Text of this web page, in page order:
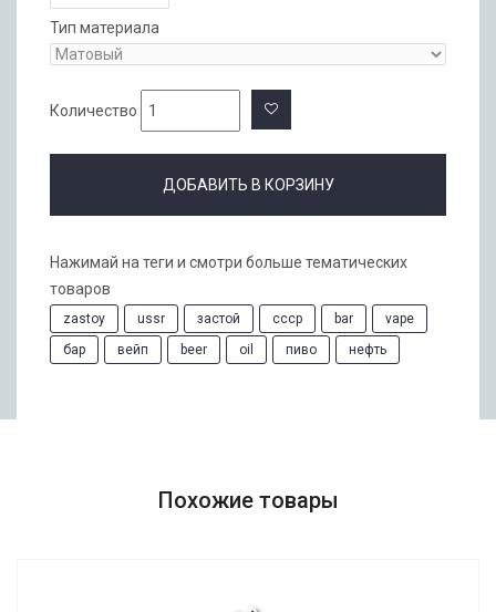
Тип материала
Количество
ДОБАВИТЬ В КОРЗИНУ
Нажимай на теги и смотри больше тематических
товаров
zastoy ussr застой ссср bar
vape
бар
вейп beer oil пиво нефть
Похожие товары